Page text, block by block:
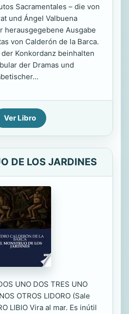
Sacramentales – die von
und Ángel Valbuena
herausgegebene Ausgabe
von Calderón de la Barca.
Konkordanz beinhalten
der Dramas und
Ver Libro
DE LOS JARDINES
UNO DOS TRES UNO
OTROS LIDORO (Sale
LIBIO Vira al mar. Es inútil